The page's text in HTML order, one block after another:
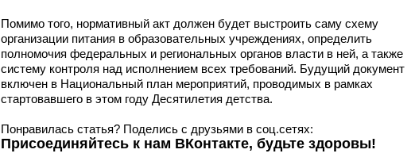
Помимо того, нормативный акт должен будет выстроить саму схему
организации питания в образовательных учреждениях, определить
полномочия федеральных и региональных органов власти в ней, а также
систему контроля над исполнением всех требований. Будущий документ
включен в Национальный план мероприятий, проводимых в рамках
стартовавшего в этом году Десятилетия детства.
Понравилась статья? Поделись с друзьями в соц.сетях:
Присоединяйтесь к нам ВКонтакте, будьте здоровы!